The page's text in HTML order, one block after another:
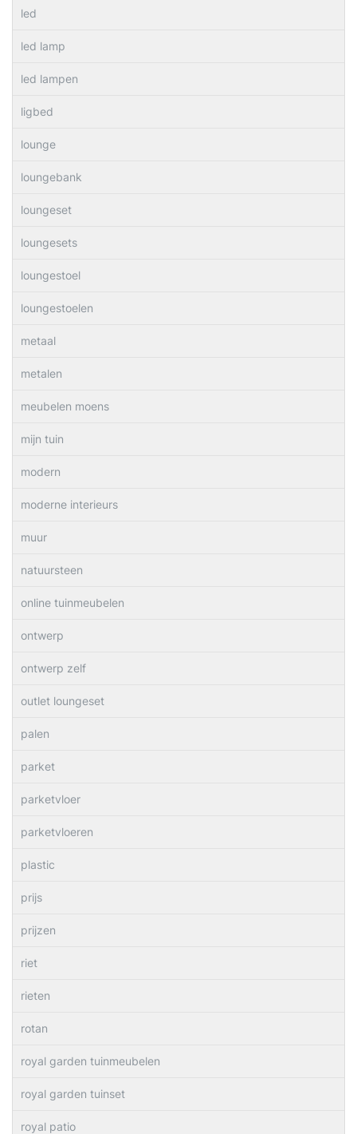
led
led lamp
led lampen
ligbed
lounge
loungebank
loungeset
loungesets
loungestoel
loungestoelen
metaal
metalen
meubelen moens
mijn tuin
modern
moderne interieurs
muur
natuursteen
online tuinmeubelen
ontwerp
ontwerp zelf
outlet loungeset
palen
parket
parketvloer
parketvloeren
plastic
prijs
prijzen
riet
rieten
rotan
royal garden tuinmeubelen
royal garden tuinset
royal patio